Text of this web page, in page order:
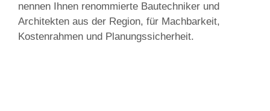
nennen Ihnen renommierte Bautechniker und
Architekten aus der Region, für Machbarkeit,
Kostenrahmen und Planungssicherheit.